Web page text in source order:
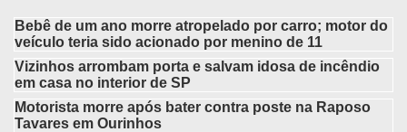
Bebê de um ano morre atropelado por carro; motor do
veículo teria sido acionado por menino de 11
Vizinhos arrombam porta e salvam idosa de incêndio
em casa no interior de SP
Motorista morre após bater contra poste na Raposo
Tavares em Ourinhos